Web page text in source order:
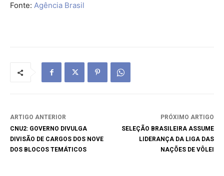
Fonte: Agência Brasil
ARTIGO ANTERIOR
CNU2: GOVERNO DIVULGA
DIVISÃO DE CARGOS DOS NOVE
DOS BLOCOS TEMÁTICOS
PRÓXIMO ARTIGO
SELEÇÃO BRASILEIRA ASSUME
LIDERANÇA DA LIGA DAS
NAÇÕES DE VÔLEI